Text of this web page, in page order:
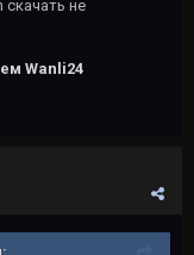
не
Wanli24